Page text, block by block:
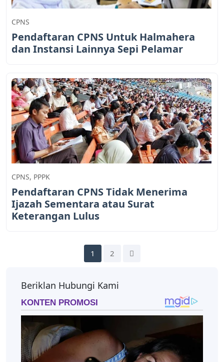
CPNS
Pendaftaran CPNS Untuk Halmahera
dan Instansi Lainnya Sepi Pelamar
CPNS, PPPK
Pendaftaran CPNS Tidak Menerima
Ijazah Sementara atau Surat
Keterangan Lulus
1 2
Beriklan Hubungi Kami